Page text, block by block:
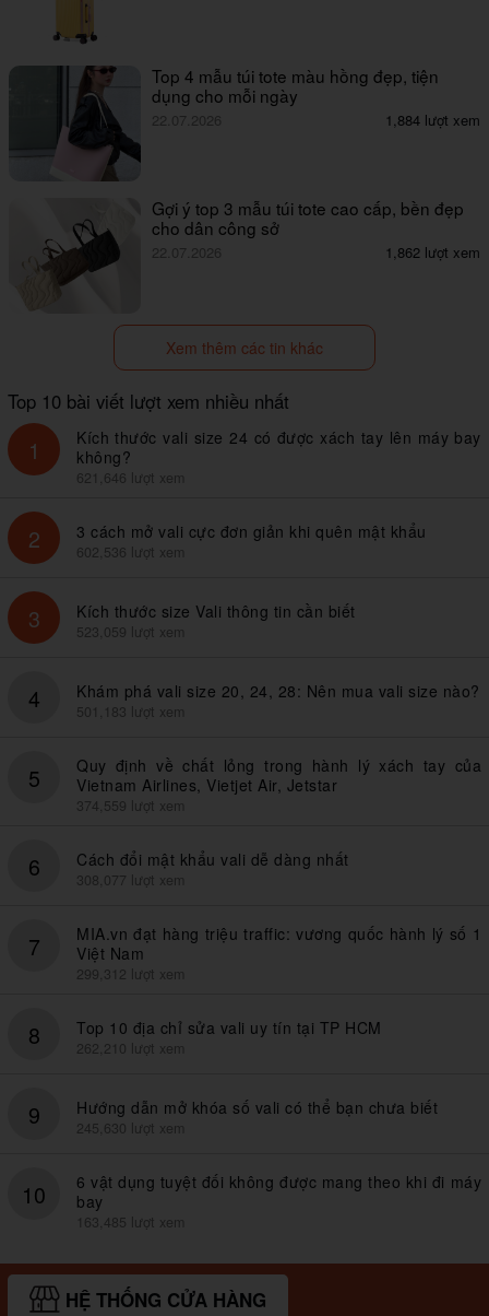
Top 4 mẫu túi tote màu hồng đẹp, tiện
dụng cho mỗi ngày
22.07.2026 1,884 lượt xem
Gợi ý top 3 mẫu túi tote cao cấp, bền đẹp
cho dân công sở
22.07.2026 1,862 lượt xem
Xem thêm các tin khác
Top 10 bài viết lượt xem nhiều nhất
1
Kích thước vali size 24 có được xách tay lên máy bay
không?
621,646 lượt xem
2 3 cách mở vali cực đơn giản khi quên mật khẩu
602,536 lượt xem
3 Kích thước size Vali thông tin cần biết
523,059 lượt xem
4 Khám phá vali size 20, 24, 28: Nên mua vali size nào?
501,183 lượt xem
5
Quy định về chất lỏng trong hành lý xách tay của
Vietnam Airlines, Vietjet Air, Jetstar
374,559 lượt xem
6 Cách đổi mật khẩu vali dễ dàng nhất
308,077 lượt xem
7
MIA.vn đạt hàng triệu traffic: vương quốc hành lý số 1
Việt Nam
299,312 lượt xem
8 Top 10 địa chỉ sửa vali uy tín tại TP HCM
262,210 lượt xem
9 Hướng dẫn mở khóa số vali có thể bạn chưa biết
245,630 lượt xem
10
6 vật dụng tuyệt đối không được mang theo khi đi máy
bay
163,485 lượt xem
HỆ THỐNG CỬA HÀNG